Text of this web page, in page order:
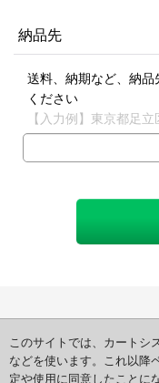
納品先
送料、納期など、納
ください
【入力例】東京都足
このサイトでは、カートシ
などを使います。これ以降
定や使用に同意したことに